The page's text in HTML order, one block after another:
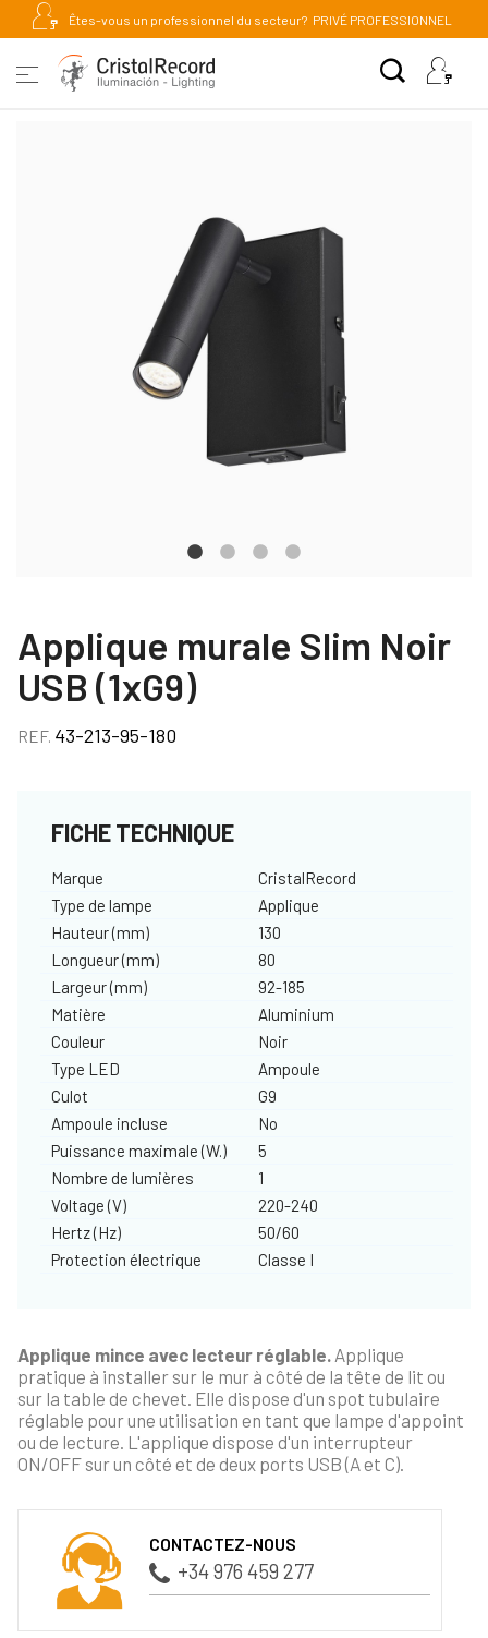
Êtes-vous un professionnel du secteur? PRIVÉ PROFESSIONNEL
Applique murale Slim Noir
USB (1xG9)
REF. 43-213-95-180
FICHE TECHNIQUE
Marque
CristalRecord
Type de lampe
Applique
Hauteur (mm)
130
Longueur (mm)
80
Largeur (mm)
92-185
Matière
Aluminium
Couleur
Noir
Type LED
Ampoule
Culot
G9
Ampoule incluse
No
Puissance maximale (W.)
5
Nombre de lumières
1
Voltage (V)
220-240
Hertz (Hz)
50/60
Protection électrique
Classe I
Applique mince avec lecteur réglable. Applique
pratique à installer sur le mur à côté de la tête de lit ou
sur la table de chevet. Elle dispose d'un spot tubulaire
réglable pour une utilisation en tant que lampe d'appoint
ou de lecture. L'applique dispose d'un interrupteur
ON/OFF sur un côté et de deux ports USB (A et C).
CONTACTEZ-NOUS
+34 976 459 277